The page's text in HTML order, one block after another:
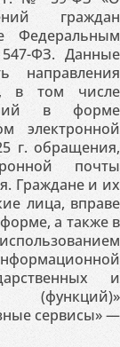
граждан
Федеральным
ФЗ. Данные
направления
в том числе
в форме
электронной
г. обращения,
почты
Граждане и их
лица, вправе
а также в
и
сервисы» —